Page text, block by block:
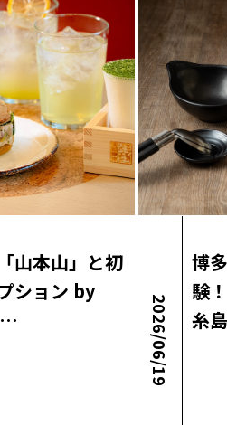
山本山」と初
ション by
…
2026/06/19
博
験
糸